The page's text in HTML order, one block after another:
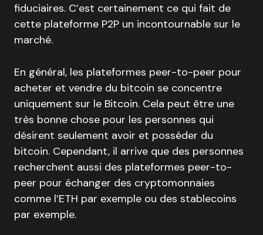
fiduciaires. C’est certainement ce qui fait de
cette plateforme P2P un incontournable sur le
marché.
En général, les plateformes peer-to-peer pour
acheter et vendre du bitcoin se concentre
uniquement sur le Bitcoin. Cela peut être une
très bonne chose pour les personnes qui
désirent seulement avoir et posséder du
bitcoin. Cependant, il arrive que des personnes
recherchent aussi des plateformes peer-to-
peer pour échanger des cryptomonnaies
comme l’ETH par exemple ou des stablecoins
par exemple.